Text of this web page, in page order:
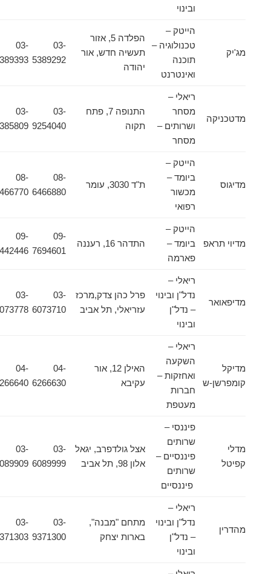
ובינוי
מג'יק
הייטק –
טכנולוגיה –
תוכנה
ואינטרנט
הפלדה 5, אזור
תעשיה חדש, אור
יהודה
5389292
5389393
מדטכניקה
ריאלי –
מסחר
ושרותים –
מסחר
התנופה 7, פתח
תקוה
9254040
9385809
מדיגוס
הייטק –
ביומד –
מכשור
רפואי
6466880
6466770
מדיוי תראפ
הייטק –
ביומד –
פארמה
התדהר 16, רעננה
7694601
7442446
מדיפאואר
ריאלי –
נדל"ן ובינוי
– נדל"ן
ובינוי
פרל כהן צדק,מרכז
עזריאלי, תל אביב
03-
6073710
6073778
מדיקל
קומפרשן-ש
ריאלי –
השקעה
ואחזקות –
חברות
מעטפת
האילן 12, אור
עקיבא
6266630
6266640
מדלי
קפיטל
פיננסי –
שרותים
פיננסיים –
שרותים
פיננסיים
אצל גולדפרב, יגאל
אלון 98, תל אביב
03-
6089999
6089909
מהדרין
ריאלי –
נדל"ן ובינוי
– נדל"ן
ובינוי
מתחם "מבנה",
בארות יצחק
9371300
9371303